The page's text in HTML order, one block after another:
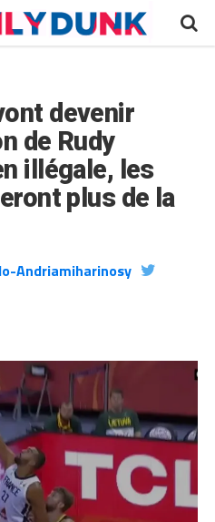
devenir
de Rudy
illégale, les
plus de la
Andriamiharinosy